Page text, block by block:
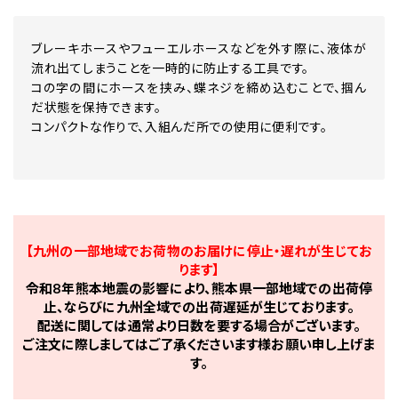
ブレーキホースやフューエルホースなどを外す際に、液体が
流れ出てしまうことを一時的に防止する工具です。
コの字の間にホースを挟み、蝶ネジを締め込むことで、掴ん
だ状態を保持できます。
コンパクトな作りで、入組んだ所での使用に便利です。
【九州の一部地域でお荷物のお届けに停止・遅れが生じてお
ります】
令和8年熊本地震の影響により、熊本県一部地域での出荷停
止、ならびに九州全域での出荷遅延が生じております。
配送に関しては通常より日数を要する場合がございます。
ご注文に際しましてはご了承くださいます様お願い申し上げま
す。